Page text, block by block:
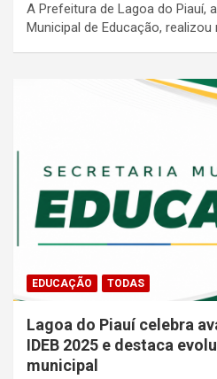
A Prefeitura de Lagoa do Piauí,
Municipal de Educação,
EDUCAÇÃO TODAS
Lagoa do Piauí celebra
IDEB 2025 e destaca
municipal